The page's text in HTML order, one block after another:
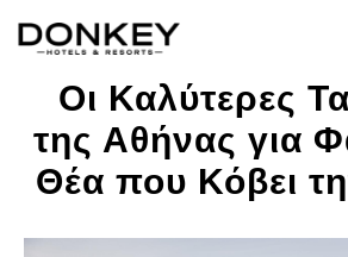
Οι Καλύτερες
της Αθήνας για
Θέα που Κόβει